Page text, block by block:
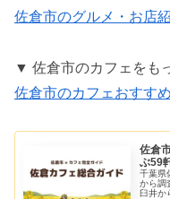
佐倉市のグルメ・お店
▼ 佐倉市のカフェをも
佐倉市のカフェおすす
佐倉
ぶ59
千葉県
から調
臼井か